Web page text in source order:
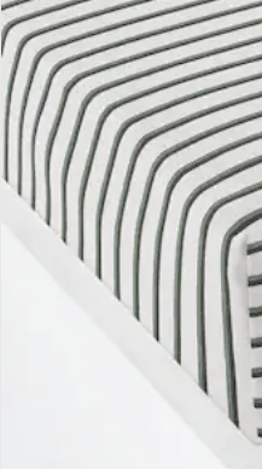
Filialen & Beratung
Unternehmen
Sicher & flexibel bezahlen
Sicher einkaufen